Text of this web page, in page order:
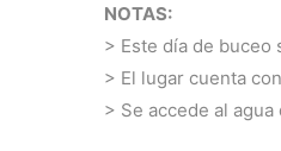
NOTAS:
> Este día de buceo
> El lugar cuenta
> Se accede al